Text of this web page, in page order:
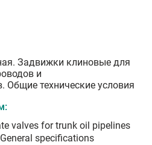
Задвижки клиновые для
и
Общие технические условия
valves for trunk oil pipelines
specifications